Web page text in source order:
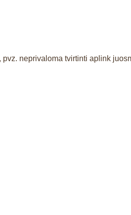
neprivaloma tvirtinti aplink